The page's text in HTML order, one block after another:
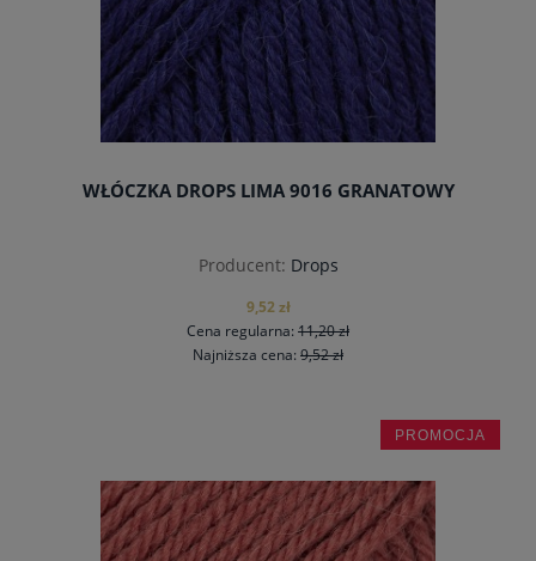
WŁÓCZKA DROPS LIMA 9016 GRANATOWY
Producent: Drops
9,52 zł
Cena regularna: 11,20 zł
Najniższa cena: 9,52 zł
do koszyka
PROMOCJA